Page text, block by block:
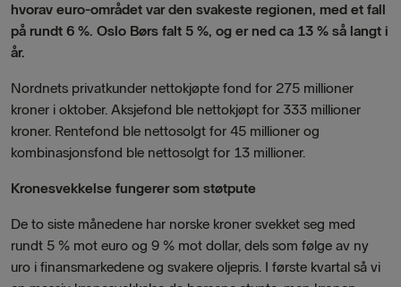
hvorav euro-området var den svakeste regionen, med et fall
på rundt 6 %. Oslo Børs falt 5 %, og er ned ca 13 % så langt i
år.
Nordnets privatkunder nettokjøpte fond for 275 millioner
kroner i oktober. Aksjefond ble nettokjøpt for 333 millioner
kroner. Rentefond ble nettosolgt for 45 millioner og
kombinasjonsfond ble nettosolgt for 13 millioner.
Kronesvekkelse fungerer som støtpute
De to siste månedene har norske kroner svekket seg med
rundt 5 % mot euro og 9 % mot dollar, dels som følge av ny
uro i finansmarkedene og svakere oljepris. I første kvartal så vi